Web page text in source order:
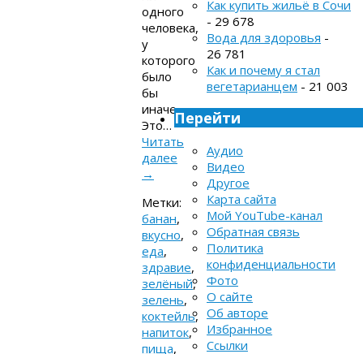
одного
человека,
у
которого
было
бы
иначе.
Это…
Читать
далее
→
Метки:
банан,
вкусно,
еда,
здравие,
зелёный,
зелень,
коктейль,
напиток,
пища,
Как купить жильё в Сочи
- 29 678
Вода для здоровья -
26 781
Как и почему я стал
вегетарианцем - 21 003
Перейти
Аудио
Видео
Другое
Карта сайта
Мой YouTube-канал
Обратная связь
Политика
конфиденциальности
Фото
О сайте
Об авторе
Избранное
Ссылки